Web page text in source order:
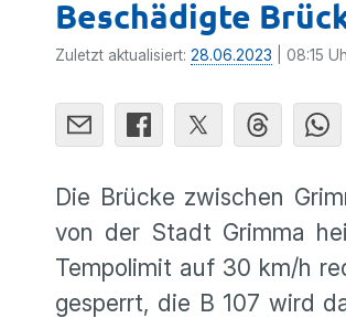
Beschädigte
Zuletzt aktualisiert: 28.06.2023 | 08:15
Die Brücke zwischen
von der Stadt Grimma
Tempolimit auf 30 km/h
gesperrt, die B 107 wird